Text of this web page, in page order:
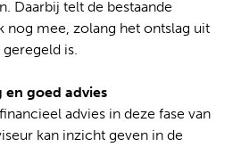
Daarbij telt de bestaande
nog mee, zolang het ontslag uit
is.
goed advies
advies in deze fase van
kan inzicht geven in de